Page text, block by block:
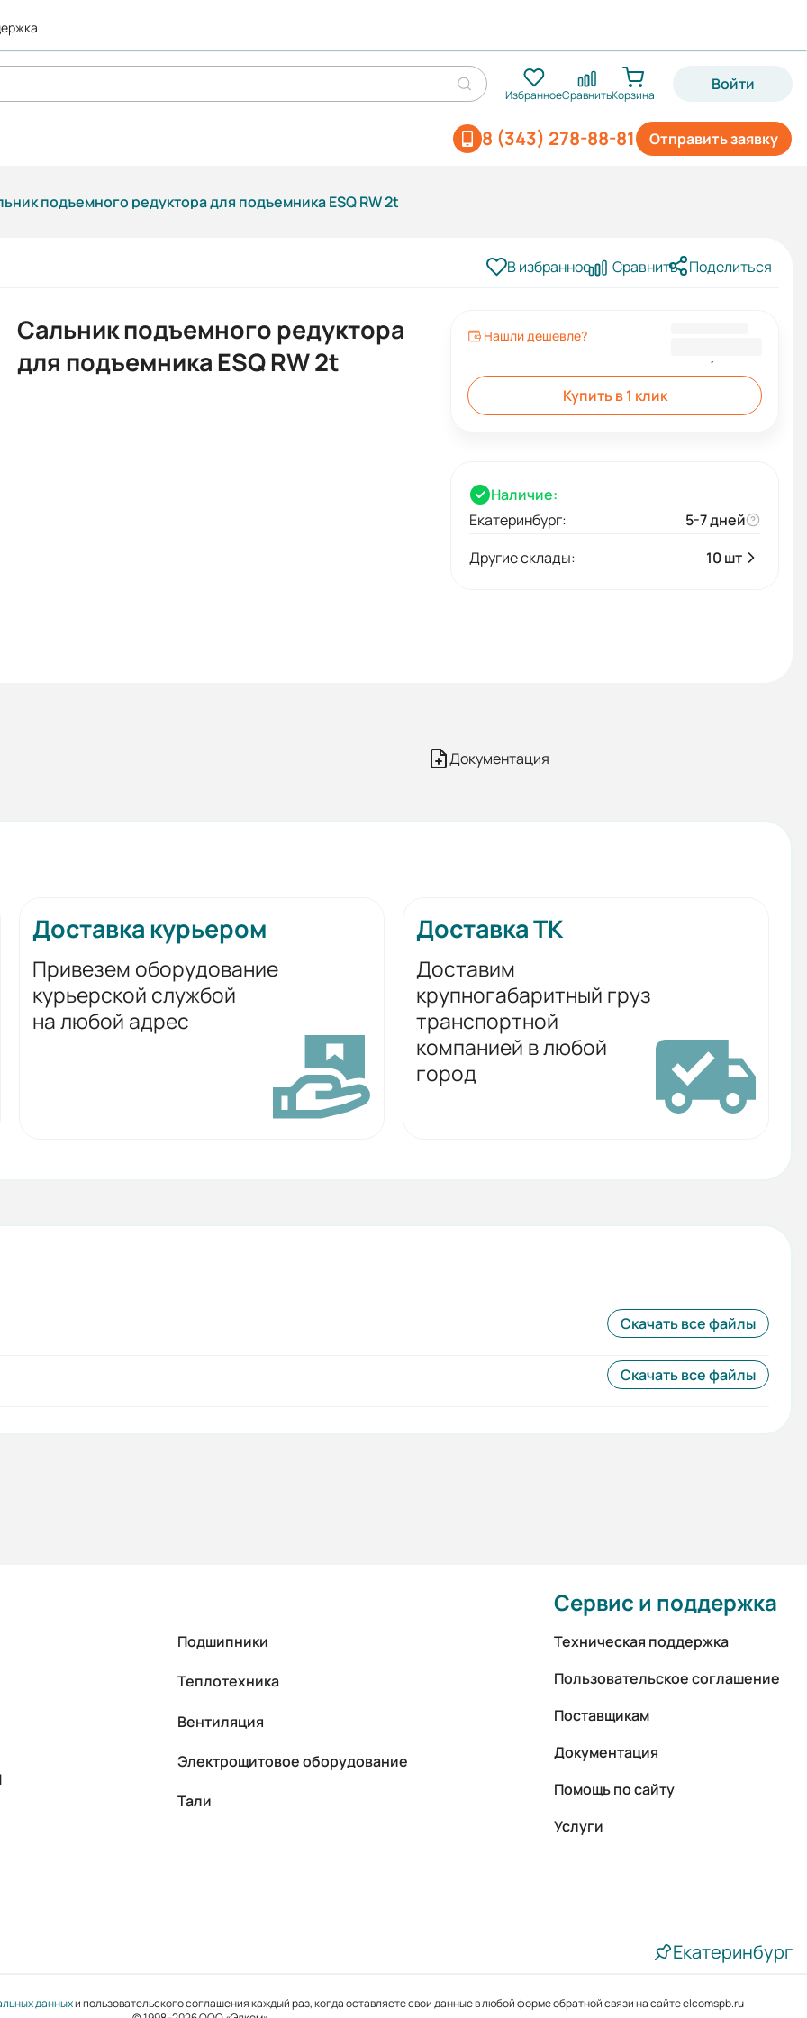
ИзбранноеСравнитьКорзина
Войти
Отправить заявку
8 (343) 278-88-81
подъемного редуктора для подъемника ESQ RW 2t
В избранное Сравнить Поделиться
Сальник подъемного редуктора
для подъемника ESQ RW 2t
Нашли дешевле?
Купить в 1 клик
Наличие:
Екатеринбург:
5-7 дней
Другие склады:
10 шт
Документация
Доставка курьером
Привезем оборудование
курьерской службой
на любой адрес
Доставка ТК
Доставим
крупногабаритный груз
транспортной
компанией в любой
город
Скачать все файлы
Скачать все файлы
Подшипники
Теплотехника
Вентиляция
Электрощитовое оборудование
Тали
Сервис и поддержка
Техническая поддержка
Пользовательское соглашение
Поставщикам
Документация
Помощь по сайту
Услуги
Екатеринбург
данныхи пользовательского соглашения каждый раз, когда оставляете свои данные в любой форме обратной связи на сайте elcomspb.ru